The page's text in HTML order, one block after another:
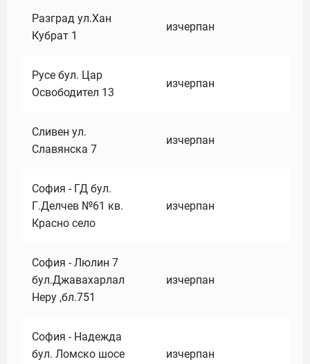
Разград ул.Хан
Кубрат 1
изчерпан
Русе бул. Цар
Освободител 13
изчерпан
Сливен ул.
Славянска 7
изчерпан
София - ГД бул.
Г.Делчев №61 кв.
Красно село
изчерпан
София - Люлин 7
бул.Джавахарлал
Неру ,бл.751
изчерпан
София - Надежда
бул. Ломско шосе
изчерпан